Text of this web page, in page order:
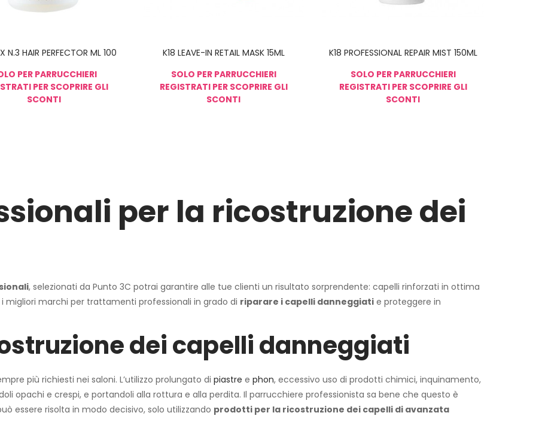
N.3 HAIR PERFECTOR ML 100
PER PARRUCCHIERI
PER SCOPRIRE GLI
SCONTI
K18 LEAVE-IN RETAIL MASK 15ML
SOLO PER PARRUCCHIERI
REGISTRATI PER SCOPRIRE GLI
SCONTI
K18 PROFESSIONAL REPAIR MIST 150ML
SOLO PER PARRUCCHIERI
REGISTRATI PER SCOPRIRE GLI
SCONTI
per la ricostruzione dei
, selezionati da Punto 3C potrai garantire alle tue clienti un risultato sorprendente: capelli rinforzati in ottima
migliori marchi per trattamenti professionali in grado di riparare i capelli danneggiati e proteggere in
dei capelli danneggiati
più richiesti nei saloni. L’utilizzo prolungato di piastre e phon, eccessivo uso di prodotti chimici, inquinamento,
opachi e crespi, e portandoli alla rottura e alla perdita. Il parrucchiere professionista sa bene che questo è
essere risolta in modo decisivo, solo utilizzando prodotti per la ricostruzione dei capelli di avanzata